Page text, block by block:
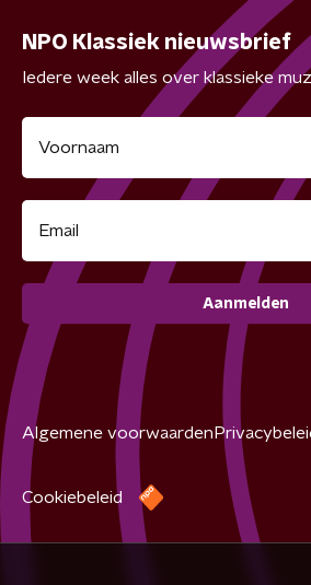
NPO Klassiek nieuwsbrief
Iedere week alles over klassieke
Aanmelden
Algemene voorwaarden
Cookiebeleid